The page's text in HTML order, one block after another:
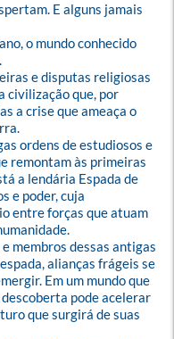
E alguns jamais
o mundo conhecido
e disputas religiosas
civilização que, por
a crise que ameaça o
ordens de estudiosos e
remontam às primeiras
a lendária Espada de
e poder, cuja
entre forças que atuam
membros dessas antigas
alianças frágeis se
Em um mundo que
pode acelerar
que surgirá de suas